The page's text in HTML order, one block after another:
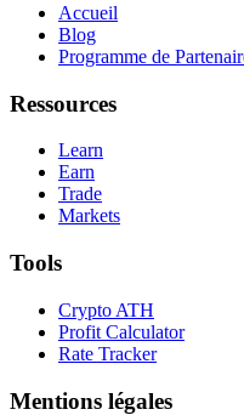
Accueil
Blog
Programme de
Ressources
Learn
Earn
Trade
Markets
Tools
Crypto ATH
Profit Calculator
Rate Tracker
Mentions légales